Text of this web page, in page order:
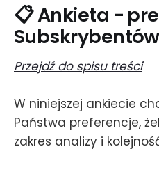
📋 Ankieta -
Subskrybentów
Przejdź do spisu treści
W niniejszej ankiecie
Państwa preferencje,
zakres analizy i